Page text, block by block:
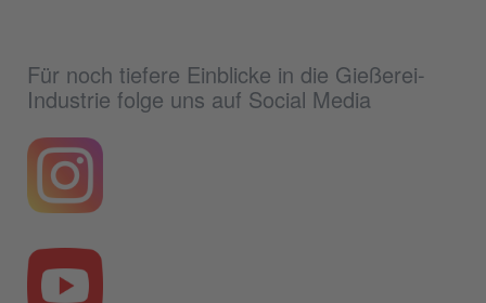
Für noch tiefere Einblicke in die Gießerei-
Industrie folge uns auf Social Media